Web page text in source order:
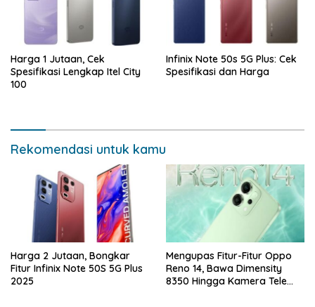
Harga 1 Jutaan, Cek
Spesifikasi Lengkap Itel City
100
Infinix Note 50s 5G Plus: Cek
Spesifikasi dan Harga
Rekomendasi untuk kamu
Harga 2 Jutaan, Bongkar
Fitur Infinix Note 50S 5G Plus
2025
Mengupas Fitur-Fitur Oppo
Reno 14, Bawa Dimensity
8350 Hingga Kamera Tele